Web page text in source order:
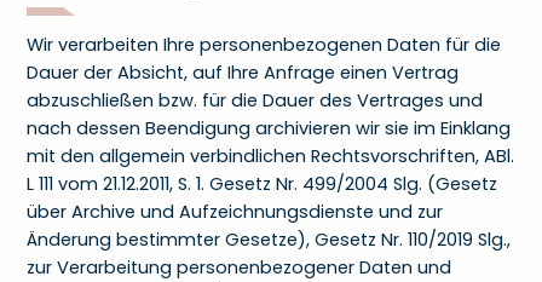
Wir verarbeiten Ihre personenbezogenen Daten für die
Dauer der Absicht, auf Ihre Anfrage einen Vertrag
abzuschließen bzw. für die Dauer des Vertrages und
nach dessen Beendigung archivieren wir sie im Einklang
mit den allgemein verbindlichen Rechtsvorschriften, ABl.
L 111 vom 21.12.2011, S. 1. Gesetz Nr. 499/2004 Slg. (Gesetz
über Archive und Aufzeichnungsdienste und zur
Änderung bestimmter Gesetze), Gesetz Nr. 110/2019 Slg.,
zur Verarbeitung personenbezogener Daten und